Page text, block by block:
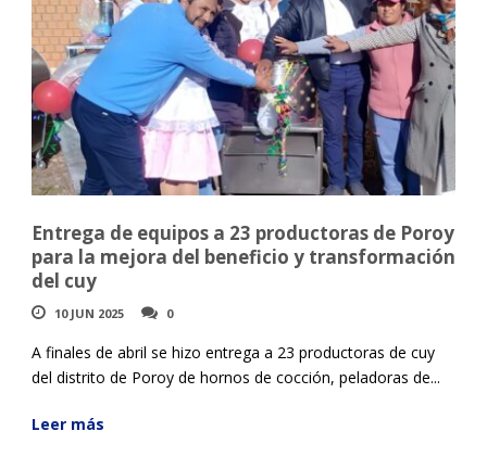
Entrega de equipos a 23 productoras de Poroy
para la mejora del beneficio y transformación
del cuy
10 JUN 2025 0
A finales de abril se hizo entrega a 23 productoras de cuy
del distrito de Poroy de hornos de cocción, peladoras de...
Leer más